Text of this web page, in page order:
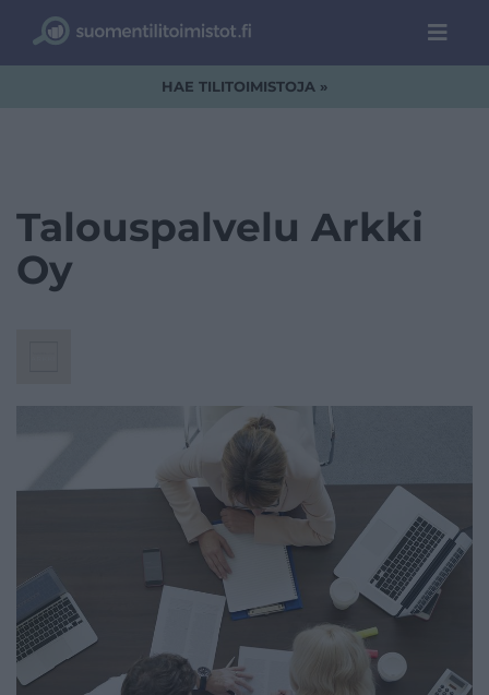
HAE TILITOIMISTOJA »
Talouspalvelu Arkki
Oy